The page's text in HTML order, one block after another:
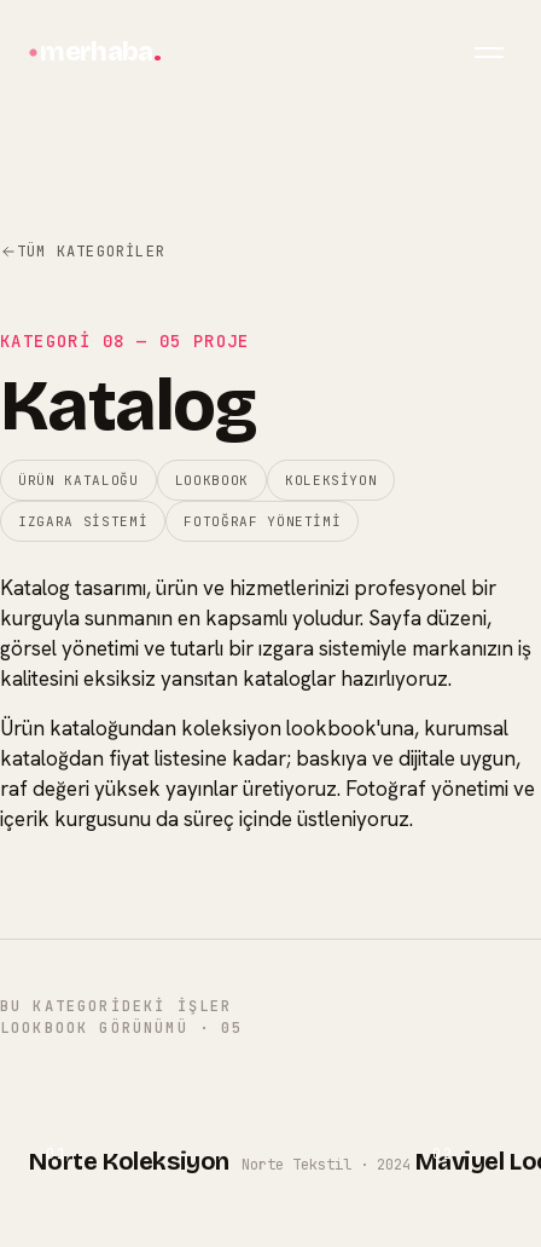
.
bilgi@merhabagrafik.com
TÜM KATEGORILER
KATEGORİ 08 — 05 PROJE
Katalog
ÜRÜN KATALOĞU LOOKBOOK KOLEKSIYON
IZGARA SISTEMI FOTOĞRAF YÖNETIMI
Katalog tasarımı, ürün ve hizmetlerinizi profesyonel bir
kurguyla sunmanın en kapsamlı yoludur. Sayfa düzeni,
görsel yönetimi ve tutarlı bir ızgara sistemiyle markanızın iş
kalitesini eksiksiz yansıtan kataloglar hazırlıyoruz.
Ürün kataloğundan koleksiyon lookbook'una, kurumsal
kataloğdan fiyat listesine kadar; baskıya ve dijitale uygun,
raf değeri yüksek yayınlar üretiyoruz. Fotoğraf yönetimi ve
içerik kurgusunu da süreç içinde üstleniyoruz.
BU KATEGORIDEKI IŞLER
LOOKBOOK GÖRÜNÜMÜ
· 05
01
Norte Koleksiyon Norte Tekstil · 2024
02
Maviyel